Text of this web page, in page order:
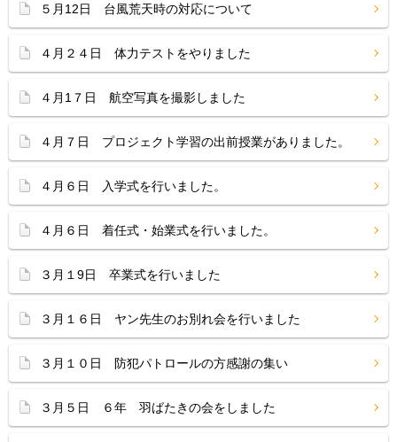
５月12日 台風荒天時の対応について
４月２４日 体力テストをやりました
４月1７日 航空写真を撮影しました
４月７日 プロジェクト学習の出前授業がありました。
４月６日 入学式を行いました。
４月６日 着任式・始業式を行いました。
３月１9日 卒業式を行いました
３月１６日 ヤン先生のお別れ会を行いました
３月１０日 防犯パトロールの方感謝の集い
３月５日 ６年 羽ばたきの会をしました